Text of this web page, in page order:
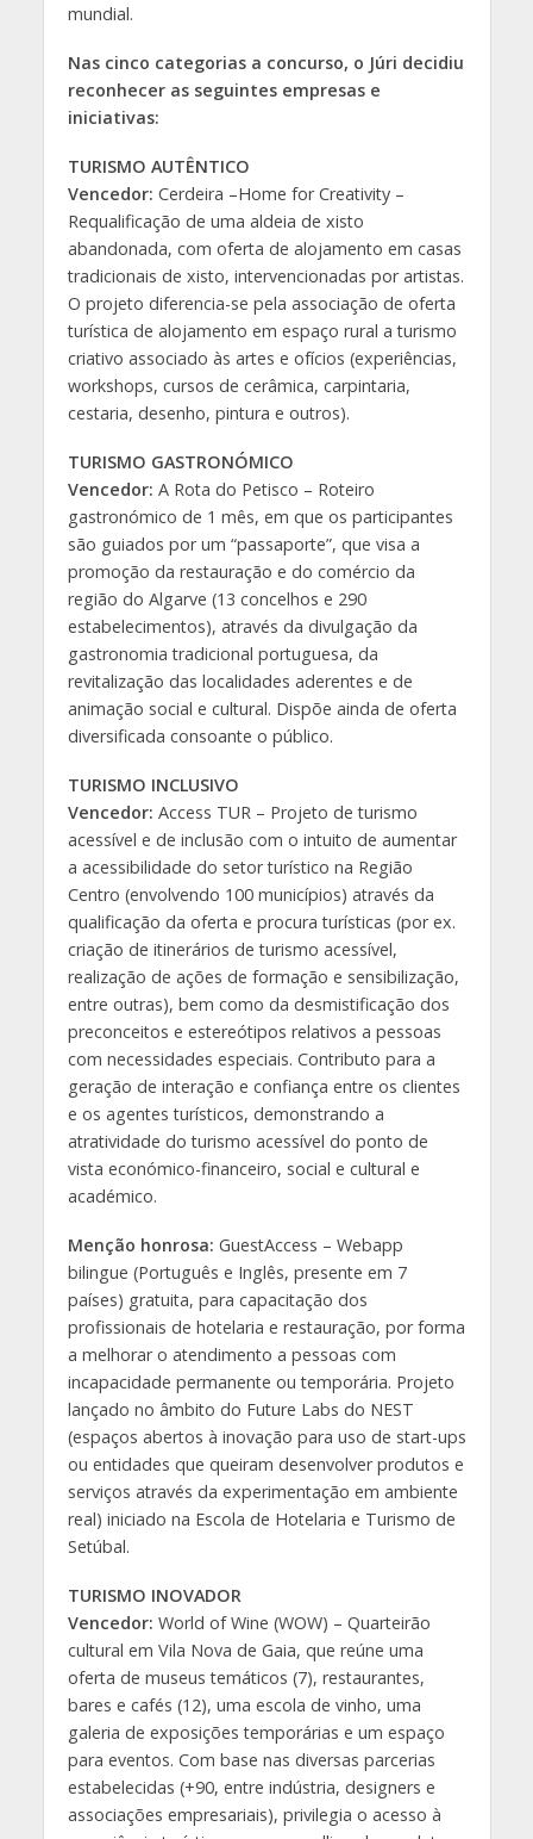
mundial.
Nas cinco categorias a concurso, o Júri decidiu
reconhecer as seguintes empresas e
iniciativas:
TURISMO AUTÊNTICO
Vencedor: Cerdeira –Home for Creativity –
Requalificação de uma aldeia de xisto
abandonada, com oferta de alojamento em casas
tradicionais de xisto, intervencionadas por artistas.
O projeto diferencia-se pela associação de oferta
turística de alojamento em espaço rural a turismo
criativo associado às artes e ofícios (experiências,
workshops, cursos de cerâmica, carpintaria,
cestaria, desenho, pintura e outros).
TURISMO GASTRONÓMICO
Vencedor: A Rota do Petisco – Roteiro
gastronómico de 1 mês, em que os participantes
são guiados por um “passaporte”, que visa a
promoção da restauração e do comércio da
região do Algarve (13 concelhos e 290
estabelecimentos), através da divulgação da
gastronomia tradicional portuguesa, da
revitalização das localidades aderentes e de
animação social e cultural. Dispõe ainda de oferta
diversificada consoante o público.
TURISMO INCLUSIVO
Vencedor: Access TUR – Projeto de turismo
acessível e de inclusão com o intuito de aumentar
a acessibilidade do setor turístico na Região
Centro (envolvendo 100 municípios) através da
qualificação da oferta e procura turísticas (por ex.
criação de itinerários de turismo acessível,
realização de ações de formação e sensibilização,
entre outras), bem como da desmistificação dos
preconceitos e estereótipos relativos a pessoas
com necessidades especiais. Contributo para a
geração de interação e confiança entre os clientes
e os agentes turísticos, demonstrando a
atratividade do turismo acessível do ponto de
vista económico-financeiro, social e cultural e
académico.
Menção honrosa: GuestAccess – Webapp
bilingue (Português e Inglês, presente em 7
países) gratuita, para capacitação dos
profissionais de hotelaria e restauração, por forma
a melhorar o atendimento a pessoas com
incapacidade permanente ou temporária. Projeto
lançado no âmbito do Future Labs do NEST
(espaços abertos à inovação para uso de start-ups
ou entidades que queiram desenvolver produtos e
serviços através da experimentação em ambiente
real) iniciado na Escola de Hotelaria e Turismo de
Setúbal.
TURISMO INOVADOR
Vencedor: World of Wine (WOW) – Quarteirão
cultural em Vila Nova de Gaia, que reúne uma
oferta de museus temáticos (7), restaurantes,
bares e cafés (12), uma escola de vinho, uma
galeria de exposições temporárias e um espaço
para eventos. Com base nas diversas parcerias
estabelecidas (+90, entre indústria, designers e
associações empresariais), privilegia o acesso à